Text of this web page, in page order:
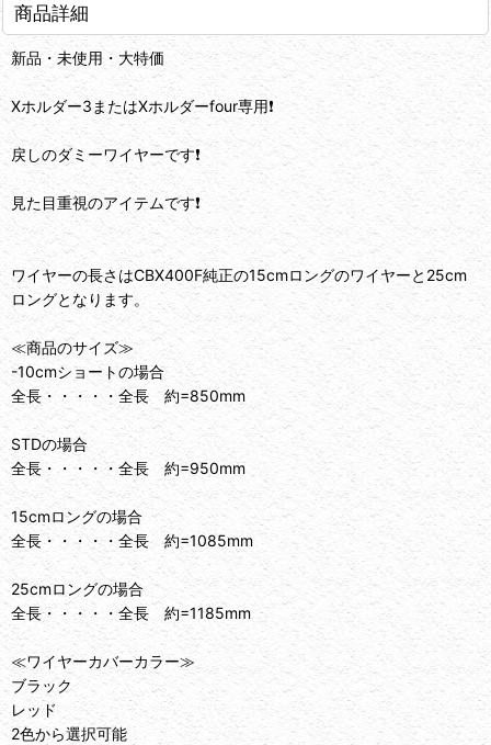
商品詳細
新品・未使用・大特価
Xホルダー3またはXホルダーfour専用❗️
戻しのダミーワイヤーです❗️
見た目重視のアイテムです❗️
ワイヤーの長さはCBX400F純正の15cmロングのワイヤーと25cm
ロングとなります。
≪商品のサイズ≫
-10cmショートの場合
全長・・・・・全長 約=850mm
STDの場合
全長・・・・・全長 約=950mm
15cmロングの場合
全長・・・・・全長 約=1085mm
25cmロングの場合
全長・・・・・全長 約=1185mm
≪ワイヤーカバーカラー≫
ブラック
レッド
2色から選択可能